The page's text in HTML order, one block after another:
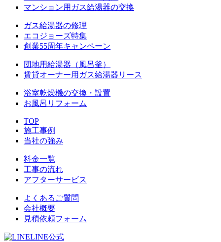
マンション用ガス給湯器の交換
ガス給湯器の修理
エコジョーズ特集
創業55周年キャンペーン
団地用給湯器（風呂釜）
賃貸オーナー用ガス給湯器リース
浴室乾燥機の交換・設置
お風呂リフォーム
TOP
施工事例
当社の強み
料金一覧
工事の流れ
アフターサービス
よくあるご質問
会社概要
見積依頼フォーム
LINE公式